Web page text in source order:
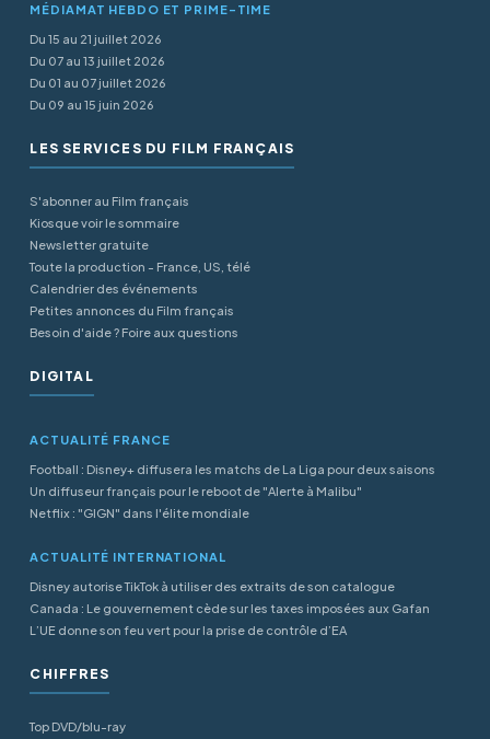
MÉDIAMAT HEBDO ET PRIME-TIME
Du 15 au 21 juillet 2026
Du 07 au 13 juillet 2026
Du 01 au 07 juillet 2026
Du 09 au 15 juin 2026
LES SERVICES DU FILM FRANÇAIS
S'abonner au Film français
Kiosque voir le sommaire
Newsletter gratuite
Toute la production - France, US, télé
Calendrier des événements
Petites annonces du Film français
Besoin d'aide ? Foire aux questions
DIGITAL
ACTUALITÉ FRANCE
Football : Disney+ diffusera les matchs de La Liga pour deux saisons
Un diffuseur français pour le reboot de "Alerte à Malibu"
Netflix : "GIGN" dans l'élite mondiale
ACTUALITÉ INTERNATIONAL
Disney autorise TikTok à utiliser des extraits de son catalogue
Canada : Le gouvernement cède sur les taxes imposées aux Gafan
L’UE donne son feu vert pour la prise de contrôle d’EA
CHIFFRES
Top DVD/blu-ray